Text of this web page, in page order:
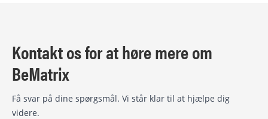
Kontakt os for at høre mere om
BeMatrix
Få svar på dine spørgsmål. Vi står klar til at hjælpe dig
videre.